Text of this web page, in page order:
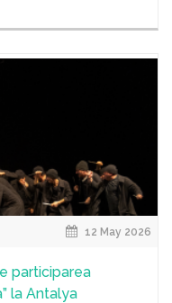
12 May 2026
participarea
la Antalya